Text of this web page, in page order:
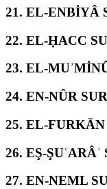
21. EL-ENBİYÂ
22. EL-ḤACC
23. EL-
24. EN-NÛR
25. EL-FURKĀN
26. EŞ-ŞUʿARÂʾ
27. EN-NEML